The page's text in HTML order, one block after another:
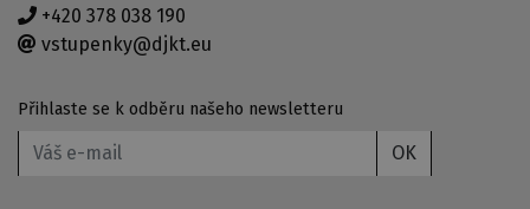
+420 378 038 190
vstupenky@djkt.eu
Přihlaste se k odběru našeho newsletteru
OK